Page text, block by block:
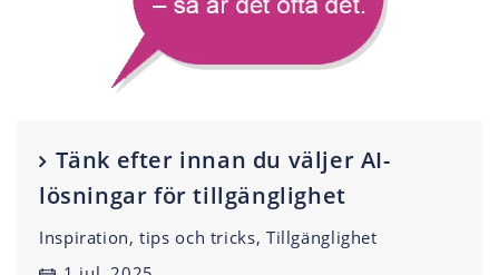
Inspiration, tips och tricks, Tillgänglighet
Tänk efter innan du väljer AI-
lösningar för tillgänglighet